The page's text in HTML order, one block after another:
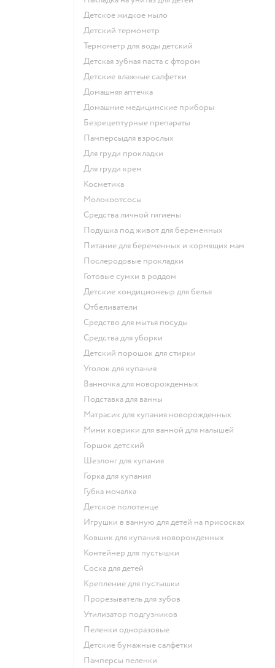
детское жидкое мыло
детский термометр
термометр для воды детский
детская зубная паста с фтором
детские влажные салфетки
домашняя аптечка
домашние медицинские приборы
безрецептурные препараты
памперсыдля взрослых
для груди прокладки
для груди крем
косметика
Молокоотсосы
средства личной гигиены
подушка под живот для беременных
питание для беременных и кормящих мам
послеродовые прокладки
готовые сумки в роддом
детские кондиционеыр для белья
отбеливатели
средство для мытья посуды
средства для уборки
детский порошок для стирки
уголок для купания
ванночка для новорожденных
подставка для ванны
матрасик для купания новорожденных
мини коврики для ванной для малышей
горшок детский
шезлонг для купания
горка для купания
губка мочалка
детское полотенце
игрушки в ванную для детей на присосках
ковшик для купания новорожденных
контейнер для пустышки
соска для детей
крепление для пустышки
прорезыватель для зубов
утилизатор подгузников
пеленки одноразовые
детские бумажные салфетки
памперсы пеленки